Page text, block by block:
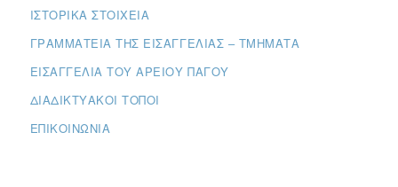
ΙΣΤΟΡΙΚΆ ΣΤΟΙΧΕΊΑ
ΓΡΑΜΜΑΤΕΊΑ ΤΗΣ ΕΙΣΑΓΓΕΛΊΑΣ – ΤΜΉΜΑΤΑ
ΕΙΣΑΓΓΕΛΊΑ ΤΟΥ ΑΡΕΊΟΥ ΠΆΓΟΥ
ΔΙΑΔΙΚΤΥΑΚΟΊ ΤΌΠΟΙ
ΕΠΙΚΟΙΝΩΝΊΑ